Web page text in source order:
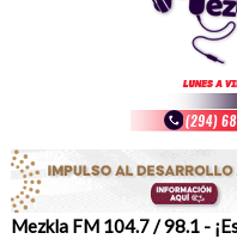
Mezkla FM 104.7 / 98.1 -